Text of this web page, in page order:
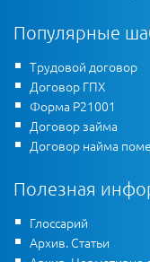
Популярные
Трудовой договор
Договор ГПХ
Форма Р21001
Договор займа
Договор найма
Полезная
Глоссарий
Архив. Статьи